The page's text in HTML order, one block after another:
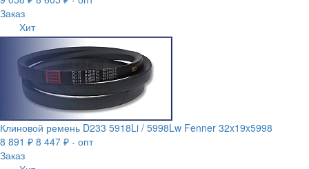
Заказ
Хит
Клиновой ремень D233 5918Li / 5998Lw Fenner 32x19x5998
8 891 ₽ 8 447 ₽ - опт
Заказ